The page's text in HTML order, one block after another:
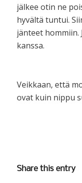
jälkee otin ne
hyvältä tuntui.
jänteet hommiin.
kanssa.
Veikkaan, että
ovat kuin nippu
Share this entry